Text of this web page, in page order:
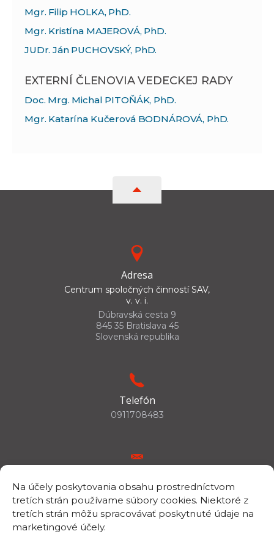
Na účely poskytovania obsahu prostredníctvom
tretích strán používame súbory cookies. Niektoré z
tretích strán môžu spracovávať poskytnuté údaje na
marketingové účely.
Mgr. Filip HOLKA, PhD.
Mgr. Kristína MAJEROVÁ, PhD.
JUDr. Ján PUCHOVSKÝ, PhD.
EXTERNÍ ČLENOVIA VEDECKEJ RADY
Doc. Mrg. Michal PITOŇÁK, PhD.
Mgr. Katarína Kučerová BODNÁROVÁ, PhD.
Adresa
Centrum spoločných činností SAV,
v. v. i.
Dúbravská cesta 9
845 35 Bratislava 45
Slovenská republika
Telefón
0911708483
csc.info@savba.sk